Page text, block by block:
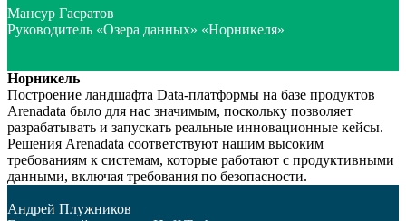
Мансур Гасратов
Руководитель «Озера данных» «Норникеля»
Норникель
Построение ландшафта Data-платформы на базе продуктов
Arenadata было для нас значимым, поскольку позволяет
разрабатывать и запускать реальные инновационные кейсы.
Решения Arenadata соответствуют нашим высоким
требованиям к системам, которые работают с продуктивными
данными, включая требования по безопасности.
Андрей Плужников